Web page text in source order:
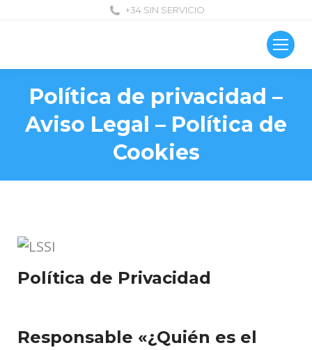
+34 SIN SERVICIO
Política de privacidad –
Aviso Legal – Política de
Cookies
Política de Privacidad
Responsable «¿Quién es el